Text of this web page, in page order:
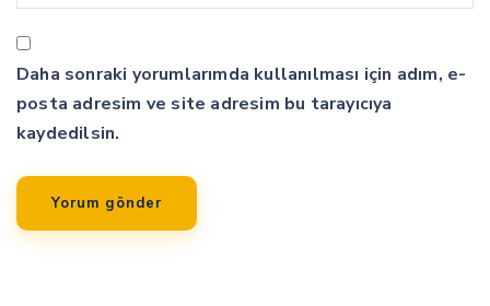
Daha sonraki yorumlarımda kullanılması için adım, e-
posta adresim ve site adresim bu tarayıcıya
kaydedilsin.